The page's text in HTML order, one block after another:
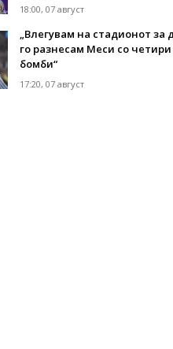
18:00, 07 август
„Влегувам на стадионот за
го разнесам Меси со четири
бомби“
17:20, 07 август